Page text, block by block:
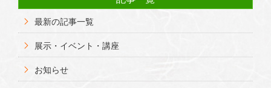
最新の記事一覧
展示・イベント・講座
お知らせ